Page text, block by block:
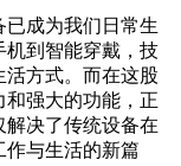
成为我们日常生
机到智能穿戴，技
方式。而在这股
和强大的功能，正
决了传统设备在
作与生活的新篇